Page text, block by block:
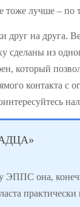
тоже лучше –
друг на друга.
сделаны из
который
контакта с
ЭППС она,